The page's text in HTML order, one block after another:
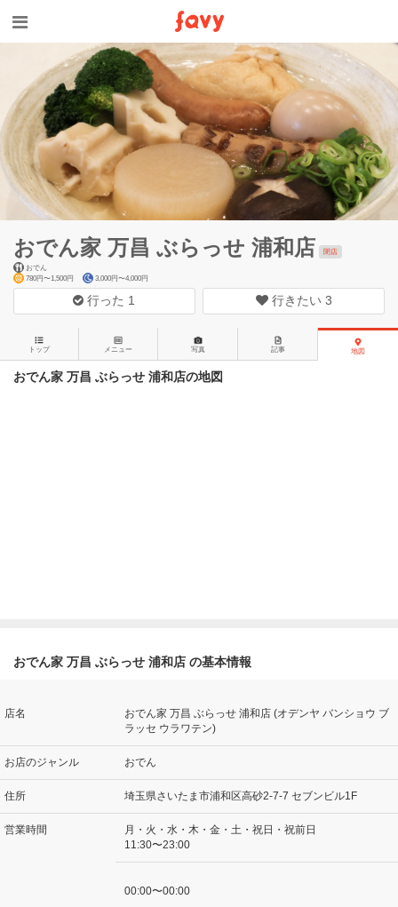
おでん家 万昌 ぶらっせ 浦和店
閉店
おでん
780円〜1,500円
3,000円〜4,000円
行った 1 行きたい 3
トップ メニュー 写真 記事 地図
おでん家 万昌 ぶらっせ 浦和店の地図
おでん家 万昌 ぶらっせ 浦和店 の基本情報
店名
おでん家 万昌 ぶらっせ 浦和店 (オデンヤ バンショウ ブ
ラッセ ウラワテン)
お店のジャンル おでん
住所 埼玉県さいたま市浦和区高砂2-7-7 セブンビル1F
営業時間
月・火・水・木・金・土・祝日・祝前日
11:30〜23:00
00:00〜00:00